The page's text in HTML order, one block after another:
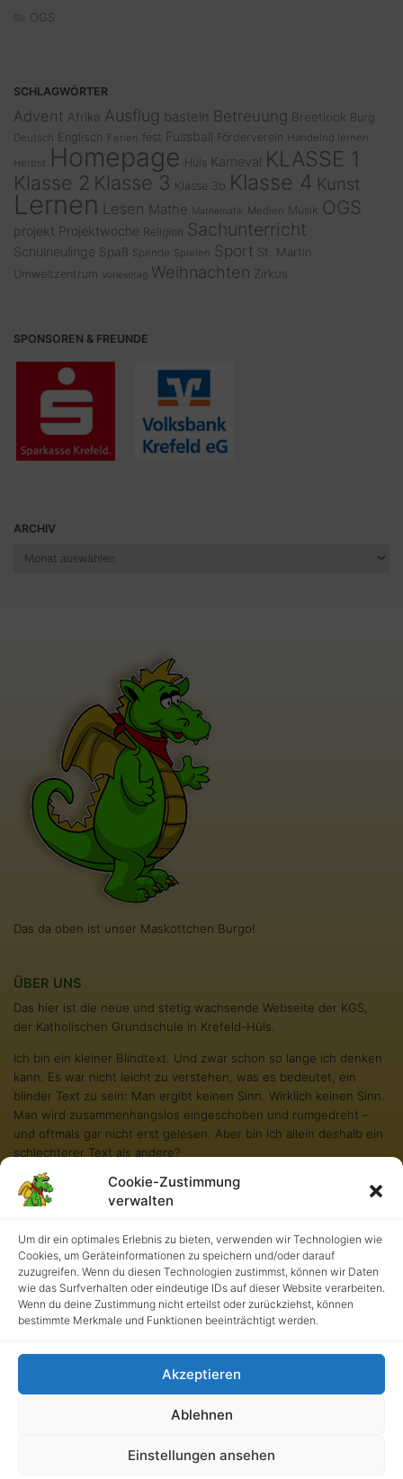
Cookie-Zustimmung
verwalten
Um dir ein optimales Erlebnis zu bieten, verwenden wir Technologien wie
Cookies, um Geräteinformationen zu speichern und/oder darauf
zuzugreifen. Wenn du diesen Technologien zustimmst, können wir Daten
wie das Surfverhalten oder eindeutige IDs auf dieser Website verarbeiten.
Wenn du deine Zustimmung nicht erteilst oder zurückziehst, können
bestimmte Merkmale und Funktionen beeinträchtigt werden.
Akzeptieren
Ablehnen
Einstellungen ansehen
OGS
SCHLAGWÖRTER
Advent Afrika Ausflug basteln Betreuung Breetlook Burg
Deutsch Englisch Ferien fest Fussball Förderverein
Handelnd lernen
Herbst Homepage Hüls Karneval KLASSE 1
Klasse 2 Klasse 3 Klasse 3b Klasse 4 Kunst
Lernen Lesen Mathe Mathematik Medien Musik OGS
projekt Projektwoche Religion Sachunterricht
Schulneulinge Spaß Spende Spielen Sport St. Martin
Umweltzentrum Vorlesetag Weihnachten Zirkus
SPONSOREN & FREUNDE
ARCHIV
Archiv
Das da oben ist unser Maskottchen Burgo!
ÜBER UNS
Das hier ist die neue und stetig wachsende Webseite der KGS,
der Katholischen Grundschule in Krefeld-Hüls.
Ich bin ein kleiner Blindtext. Und zwar schon so lange ich denken
kann. Es war nicht leicht zu verstehen, was es bedeutet, ein
blinder Text zu sein: Man ergibt keinen Sinn. Wirklich keinen Sinn.
Man wird zusammenhangslos eingeschoben und rumgedreht –
und oftmals gar nicht erst gelesen. Aber bin ich allein deshalb ein
schlechterer Text als andere?
Na gut, ich werde nie in den Bestsellerlisten stehen. Aber andere
Texte schaffen das auch nicht. Und darum stört es mich nicht
lesen, so habe ich als kleiner Blindtext etwas geschafft, wovon all
die richtigen und wichtigen Texte meist nur träumen.
vorbehalten.